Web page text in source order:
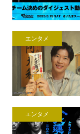
エンタメ
エンタメ